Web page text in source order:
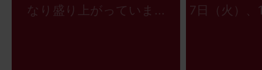
なり盛り上がっていま...
7日（火）